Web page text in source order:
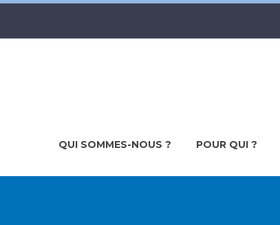
QUI SOMMES-NOUS ? POUR QUI ?